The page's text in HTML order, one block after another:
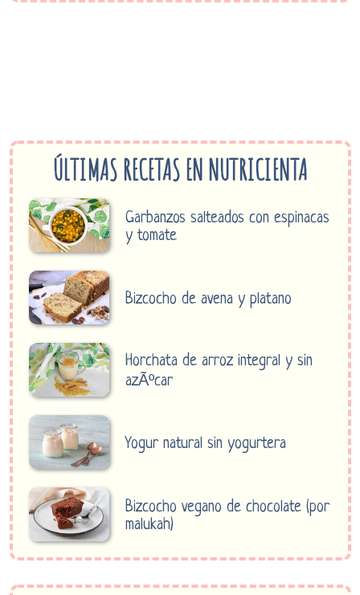
ÚLTIMAS RECETAS EN NUTRICIENTA
Garbanzos salteados con espinacas
y tomate
Bizcocho de avena y platano
Horchata de arroz integral y sin
azÃºcar
Yogur natural sin yogurtera
Bizcocho vegano de chocolate (por
malukah)